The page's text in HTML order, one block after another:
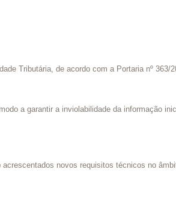
Tributária, de acordo com a Portaria nº 363/
a garantir a inviolabilidade da informação
novos requisitos técnicos no